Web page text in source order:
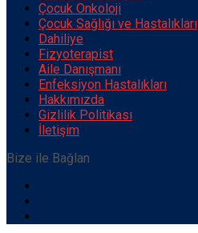
Çocuk Onkoloji
Çocuk Sağlığı ve Hastalıkları
Dahiliye
Fizyoterapist
Aile Danışmanı
Enfeksiyon Hastalıkları
Hakkımızda
Gizlilik Politikası
İletişim
Bize ile Bağlan